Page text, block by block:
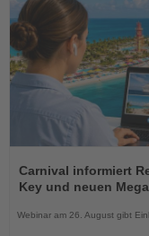
Sie
die
Nachrichten
Carnival informiert
Key und neuen
Webinar am 26. August gibt